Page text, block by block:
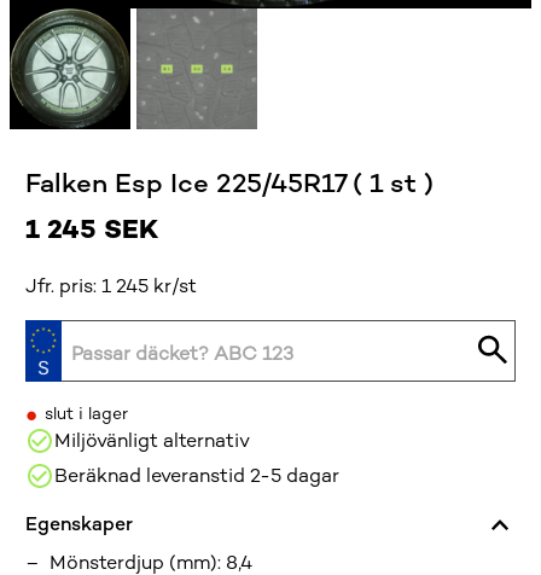
Falken Esp Ice 225/45R17 ( 1 st )
1 245 SEK
Jfr. pris: 1 245 kr/st
• slut i lager
Miljövänligt alternativ
Beräknad leveranstid 2-5 dagar
Egenskaper
Mönsterdjup (mm): 8,4